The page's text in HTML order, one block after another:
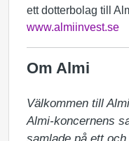
ett dotterbolag till
www.almiinvest.se
Om Almi
Välkommen till
Almi-koncernens